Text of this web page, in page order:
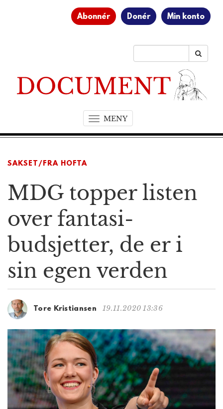
Abonnér Donér Min konto
MENYT
o
a
i
a
t
o
SAKSET/FRA HOFTA
MDG topper listen
over fantasi-
budsjetter, de er i
sin egen verden
Tore Kristiansen 19.11.2020 13:36